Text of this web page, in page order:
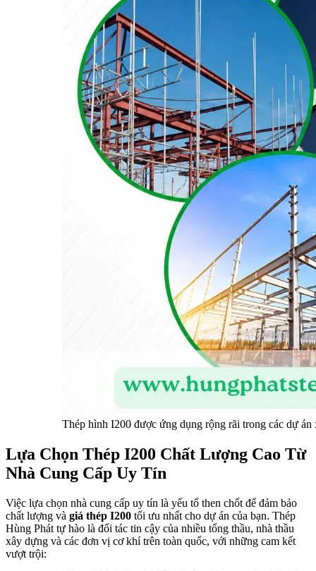
Thép hình I200 được ứng dụng rộng rãi trong các dự
Lựa Chọn Thép I200 Chất Lượng Cao Từ
Nhà Cung Cấp Uy Tín
Việc lựa chọn nhà cung cấp uy tín là yếu tố then chốt để đảm bảo
chất lượng và giá thép I200 tối ưu nhất cho dự án của bạn. Thép
Hùng Phát tự hào là đối tác tin cậy của nhiều tổng thầu, nhà thầu
xây dựng và các đơn vị cơ khí trên toàn quốc, với những cam kết
vượt trội: